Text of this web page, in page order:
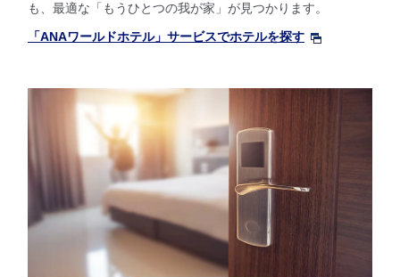
も、最適な「もうひとつの我が家」が見つかります。
「ANAワールドホテル」サービスでホテルを探す